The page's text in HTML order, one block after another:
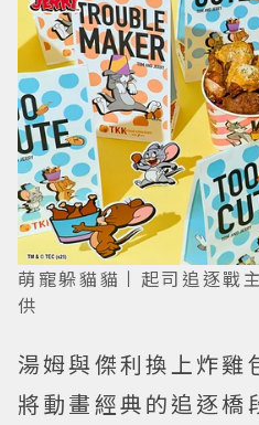
萌寵躲貓貓丨起司追逐戰
供
湯姆與傑利換上炸雞
將動畫經典的追逐橋